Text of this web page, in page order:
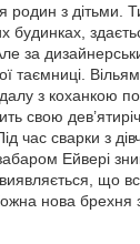
родин з дітьми.
будинках,
за
таємниці.
з коханкою
свою
час сварки з
Ейвері
що
нова